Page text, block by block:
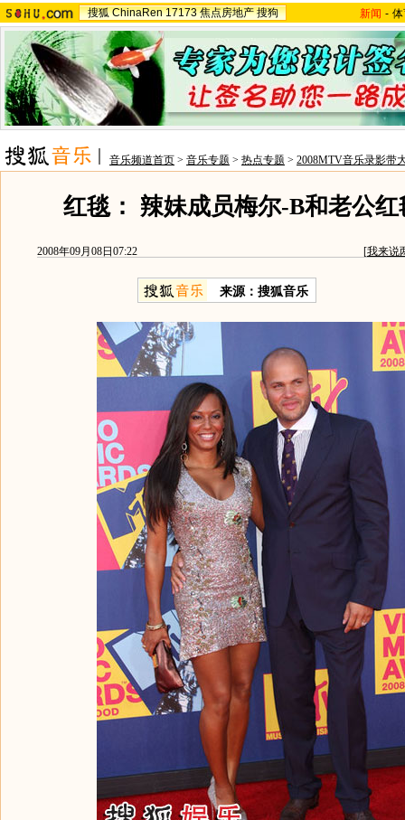
搜狐 ChinaRen 17173 焦点房地产 搜狗 新闻 -
音乐频道首页 > 音乐专题 > 热点专题 > 2008MTV音乐录影带
红毯： 辣妹成员梅尔-B和老公
2008年09月08日07:22 [我来说
来源：搜狐音乐